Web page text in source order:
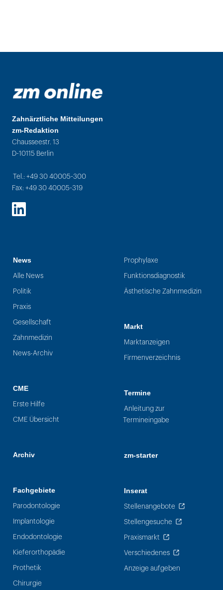
Zahnärztliche Mitteilungen
zm-Redaktion
Chausseestr. 13
D-10115 Berlin
Tel.: +49 30 40005-300
Fax: +49 30 40005-319
LinkedIn
News
Alle News
Politik
Praxis
Gesellschaft
Zahnmedizin
News-Archiv
CME
Erste Hilfe
CME Übersicht
Archiv
Fachgebiete
Parodontologie
Implantologie
Endodontologie
Kieferorthopädie
Prothetik
Chirurgie
Prophylaxe
Funktionsdiagnostik
Ästhetische Zahnmedizin
Markt
Marktanzeigen
Firmenverzeichnis
Termine
Anleitung zur
Termineingabe
zm-starter
Inserat
Stellenangebote
Stellengesuche
Praxismarkt
Verschiedenes
Anzeige aufgeben